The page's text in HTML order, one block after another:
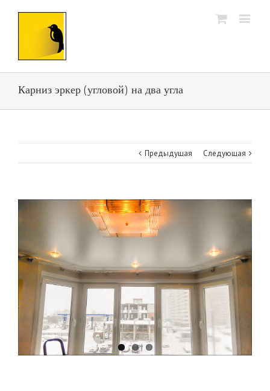
Карниз эркер (угловой) на два угла
Предыдущая Следующая